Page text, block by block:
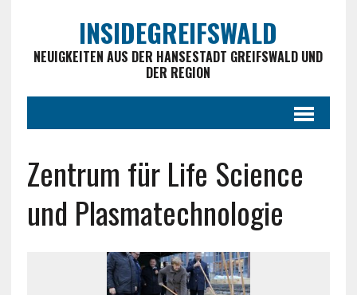
INSIDEGREIFSWALD
NEUIGKEITEN AUS DER HANSESTADT GREIFSWALD UND
DER REGION
Zentrum für Life Science
und Plasmatechnologie